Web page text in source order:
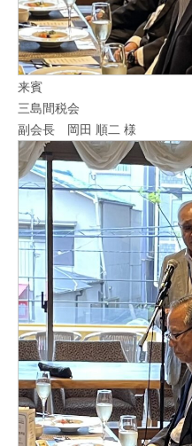
来賓
三島間税会
副会長 岡田 順二 様